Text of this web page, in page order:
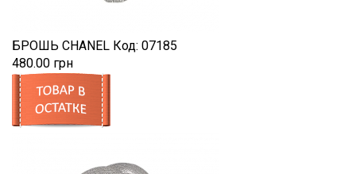
БРОШЬ CHANEL Код: 07185
480.00 грн